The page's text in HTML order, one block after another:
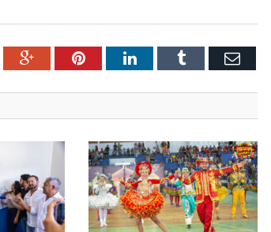
Google+PinterestLinkedInTumblr Email